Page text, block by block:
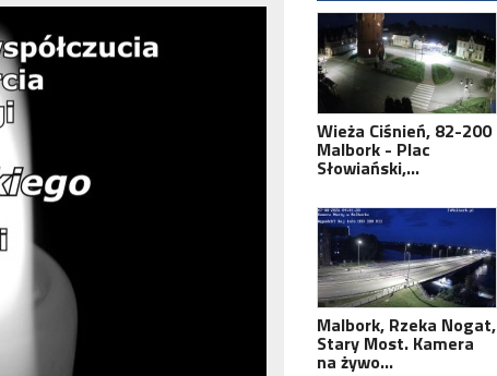
Wieża Ciśnień, 82-200
Malbork - Plac
Słowiański,…
Malbork, Rzeka Nogat,
Stary Most. Kamera
na żywo…